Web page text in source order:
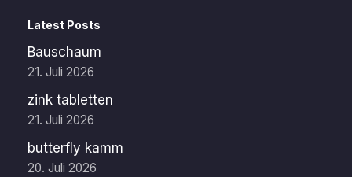
Latest Posts
Bauschaum
21. Juli 2026
zink tabletten
21. Juli 2026
butterfly kamm
20. Juli 2026